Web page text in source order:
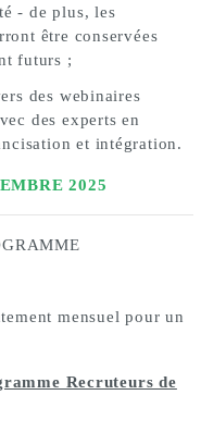
- de plus, les
être conservées
futurs ;
des webinaires
des experts en
et intégration.
2025
mensuel pour un
Recruteurs de